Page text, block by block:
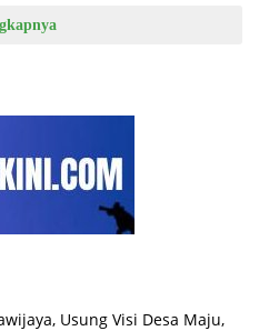
Usung Visi Desa Maju,